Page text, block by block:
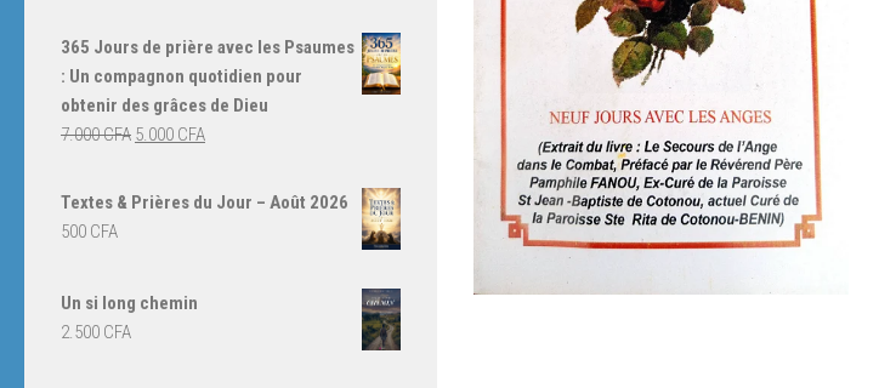
365 Jours de prière avec les Psaumes
: Un compagnon quotidien pour
obtenir des grâces de Dieu
7.000CFA Le
initial
5.000 CFALe
actuel
Textes & Prières du Jour – Août 2026
500 CFA
Un si long chemin
2.500 CFA